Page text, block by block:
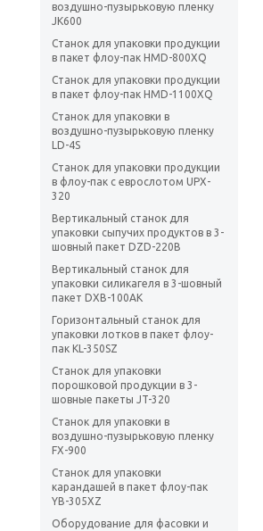
воздушно-пузырьковую пленку
JK600
Станок для упаковки продукции
в пакет флоу-пак HMD-800XQ
Станок для упаковки продукции
в пакет флоу-пак HMD-1100XQ
Станок для упаковки в
воздушно-пузырьковую пленку
LD-4S
Станок для упаковки продукции
в флоу-пак с еврослотом UPX-
320
Вертикальный станок для
упаковки сыпучих продуктов в 3-
шовный пакет DZD-220B
Вертикальный станок для
упаковки силикагеля в 3-шовный
пакет DXB-100AK
Горизонтальный станок для
упаковки лотков в пакет флоу-
пак KL-350SZ
Станок для упаковки
порошковой продукции в 3-
шовные пакеты JT-320
Станок для упаковки в
воздушно-пузырьковую пленку
FX-900
Станок для упаковки
карандашей в пакет флоу-пак
YB-305XZ
Оборудование для фасовки и